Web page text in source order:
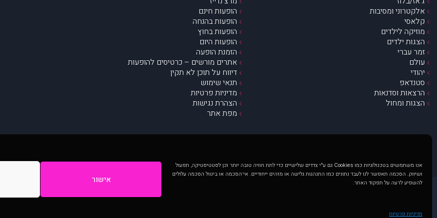
אנו משתמשים בטכנולוגיות כמו Cookies גם ע"י צדדים שלישיים כדי לתת חוויה טובה יותר וכן לסטטיסטיקה, תפעול
ושיווק. הסכמה תאפשר לנו לעבד נתונים כמו התנהגות גלישה או מזהים ייחודיים. אי־הסכמה או ביטול הסכמה עלולים
להשפיע לרעה על תפקוד האתר.
אישור
מדיניות פרטיות
אלקטרוני ומסיבות
קלאסי
מוזיקה לילדים
הצגות ילדים
זמר עברי
עולם
יהודי
סטנדאפ
הרצאות וסדנאות
הצגות ומחול
הופעות חינם
הופעות בהנחה
הופעות בחוץ
הופעות היום
הזמנת הופעה
אתרים מורשים – כרטיסים להופעות
דיווח על תוכן לא תקין
תנאי שימוש
מדיניות פרטיות
הצהרת נגישות
מפת אתר